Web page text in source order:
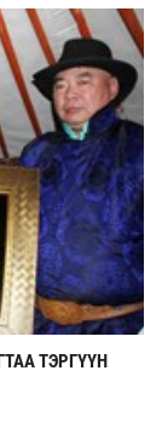
ТЭРГҮҮН